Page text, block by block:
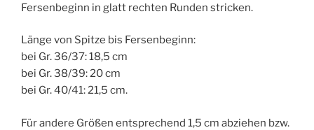
Fersenbeginn in glatt rechten Runden stricken.
Länge von Spitze bis Fersenbeginn:
bei Gr. 36/37: 18,5 cm
bei Gr. 38/39: 20 cm
bei Gr. 40/41: 21,5 cm.
Für andere Größen entsprechend 1,5 cm abziehen bzw.